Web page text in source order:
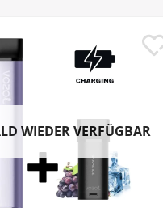
WIEDER VERFÜGBAR